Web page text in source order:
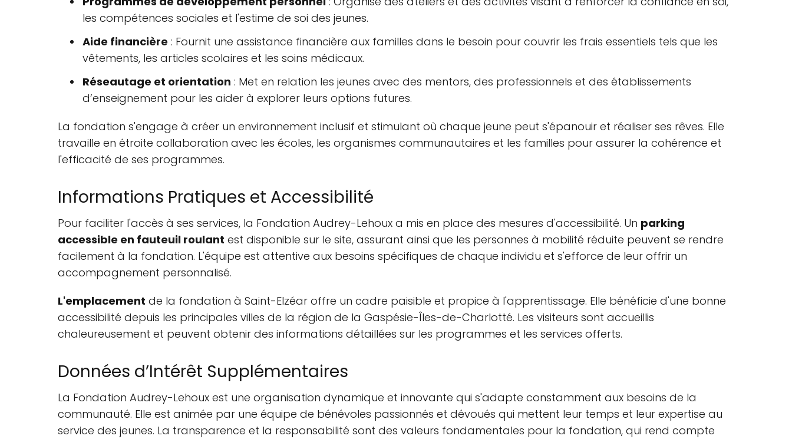
les compétences sociales et l'estime de soi des jeunes.
Aide financière : Fournit une assistance financière aux familles dans le besoin pour couvrir les frais essentiels tels que les
vêtements, les articles scolaires et les soins médicaux.
Réseautage et orientation : Met en relation les jeunes avec des mentors, des professionnels et des établissements
d’enseignement pour les aider à explorer leurs options futures.
La fondation s'engage à créer un environnement inclusif et stimulant où chaque jeune peut s'épanouir et réaliser ses rêves. Elle
travaille en étroite collaboration avec les écoles, les organismes communautaires et les familles pour assurer la cohérence et
l'efficacité de ses programmes.
Informations Pratiques et Accessibilité
Pour faciliter l'accès à ses services, la Fondation Audrey-Lehoux a mis en place des mesures d'accessibilité. Un parking
accessible en fauteuil roulant est disponible sur le site, assurant ainsi que les personnes à mobilité réduite peuvent se rendre
facilement à la fondation. L'équipe est attentive aux besoins spécifiques de chaque individu et s'efforce de leur offrir un
accompagnement personnalisé.
L'emplacement de la fondation à Saint-Elzéar offre un cadre paisible et propice à l'apprentissage. Elle bénéficie d'une bonne
accessibilité depuis les principales villes de la région de la Gaspésie-Îles-de-Charlotté. Les visiteurs sont accueillis
chaleureusement et peuvent obtenir des informations détaillées sur les programmes et les services offerts.
Données d’Intérêt Supplémentaires
La Fondation Audrey-Lehoux est une organisation dynamique et innovante qui s'adapte constamment aux besoins de la
communauté. Elle est animée par une équipe de bénévoles passionnés et dévoués qui mettent leur temps et leur expertise au
service des jeunes. La transparence et la responsabilité sont des valeurs fondamentales pour la fondation, qui rend compte